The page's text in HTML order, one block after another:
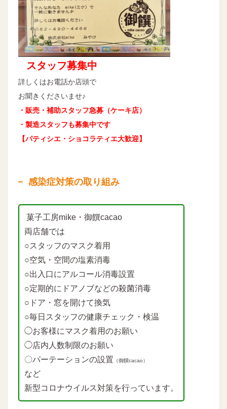
スタッフ募集中
詳しくはお電話か店頭で
お聞きくださいませ♪
・販売・補助スタッフ急募（ケーキ店）
・製造スタッフも募集中です
【パティシエ・ショコラティエ大歓迎】
感染症対策の取り組み
菓子工房mike・御饌cacao
両店舗では
○スタッフのマスク着用
○空気・空間の塩素消毒
○出入口にアルコール消毒設置
○定期的にドアノブなどの殺菌消毒
○ドア・窓を開けて換気
○毎日スタッフの健康チェック・検温
◯お客様にマスク着用のお願い
◯店内人数制限のお願い
〇パーテーションの設置 （御饌cacao）
など
新型コロナウイルス対策を行っています。